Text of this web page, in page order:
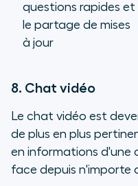
questions rapides et
le partage de mises
à jour
8. Chat vidéo
Le chat vidéo est
de plus en plus
en informations d'une
face depuis n'importe